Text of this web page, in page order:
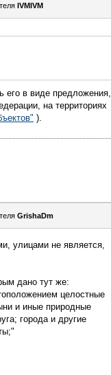
IVMIVM
его в виде предложения,
на территориях
).
GrishaDm
улицами не является,
дано тут же:
целостные
и иные природные
города и другие